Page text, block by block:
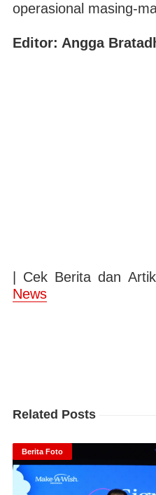
operasional masing-
Editor: Angga
| Cek Berita dan
News
Related Posts
Berita Foto